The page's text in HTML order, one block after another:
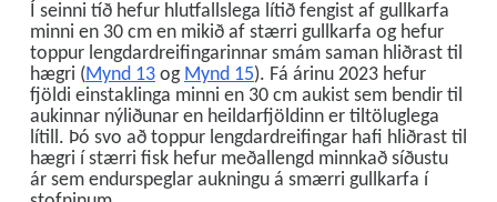
Í seinni tíð hefur hlutfallslega lítið fengist af gullkarfa
minni en 30 cm en mikið af stærri gullkarfa og hefur
toppur lengdardreifingarinnar smám saman hliðrast til
hægri (Mynd 13 og Mynd 15). Fá árinu 2023 hefur
fjöldi einstaklinga minni en 30 cm aukist sem bendir til
aukinnar nýliðunar en heildarfjöldinn er tiltöluglega
lítill. Þó svo að toppur lengdardreifingar hafi hliðrast til
hægri í stærri fisk hefur meðallengd minnkað síðustu
ár sem endurspeglar aukningu á smærri gullkarfa í